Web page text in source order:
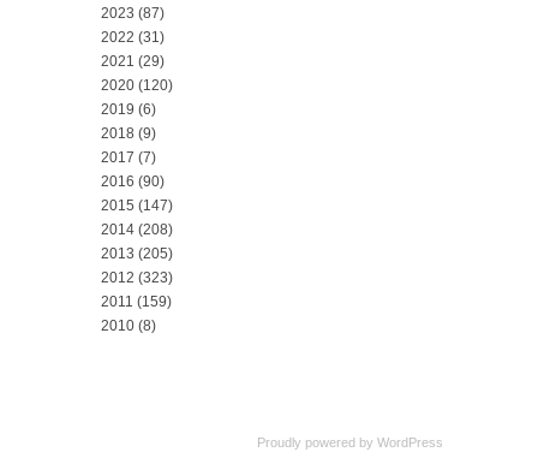
2023 (87)
2022 (31)
2021 (29)
2020 (120)
2019 (6)
2018 (9)
2017 (7)
2016 (90)
2015 (147)
2014 (208)
2013 (205)
2012 (323)
2011 (159)
2010 (8)
Proudly powered by WordPress